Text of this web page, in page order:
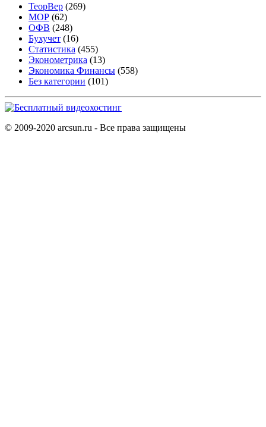
ТеорВер (269)
МОР (62)
ОФВ (248)
Бухучет (16)
Статистика (455)
Эконометрика (13)
Экономика Финансы (558)
Без категории (101)
© 2009-2020 arcsun.ru - Все права защищены